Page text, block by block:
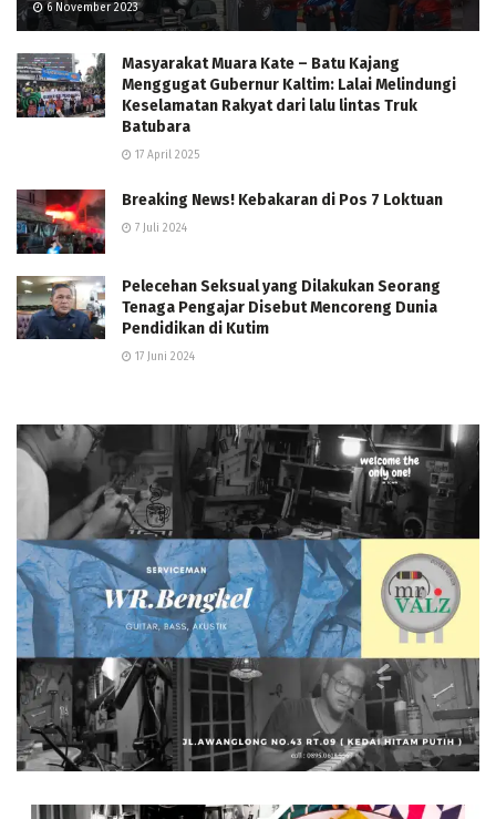
6 November 2023
Masyarakat Muara Kate – Batu Kajang
Menggugat Gubernur Kaltim: Lalai Melindungi
Keselamatan Rakyat dari lalu lintas Truk
Batubara
17 April 2025
Breaking News! Kebakaran di Pos 7 Loktuan
7 Juli 2024
Pelecehan Seksual yang Dilakukan Seorang
Tenaga Pengajar Disebut Mencoreng Dunia
Pendidikan di Kutim
17 Juni 2024